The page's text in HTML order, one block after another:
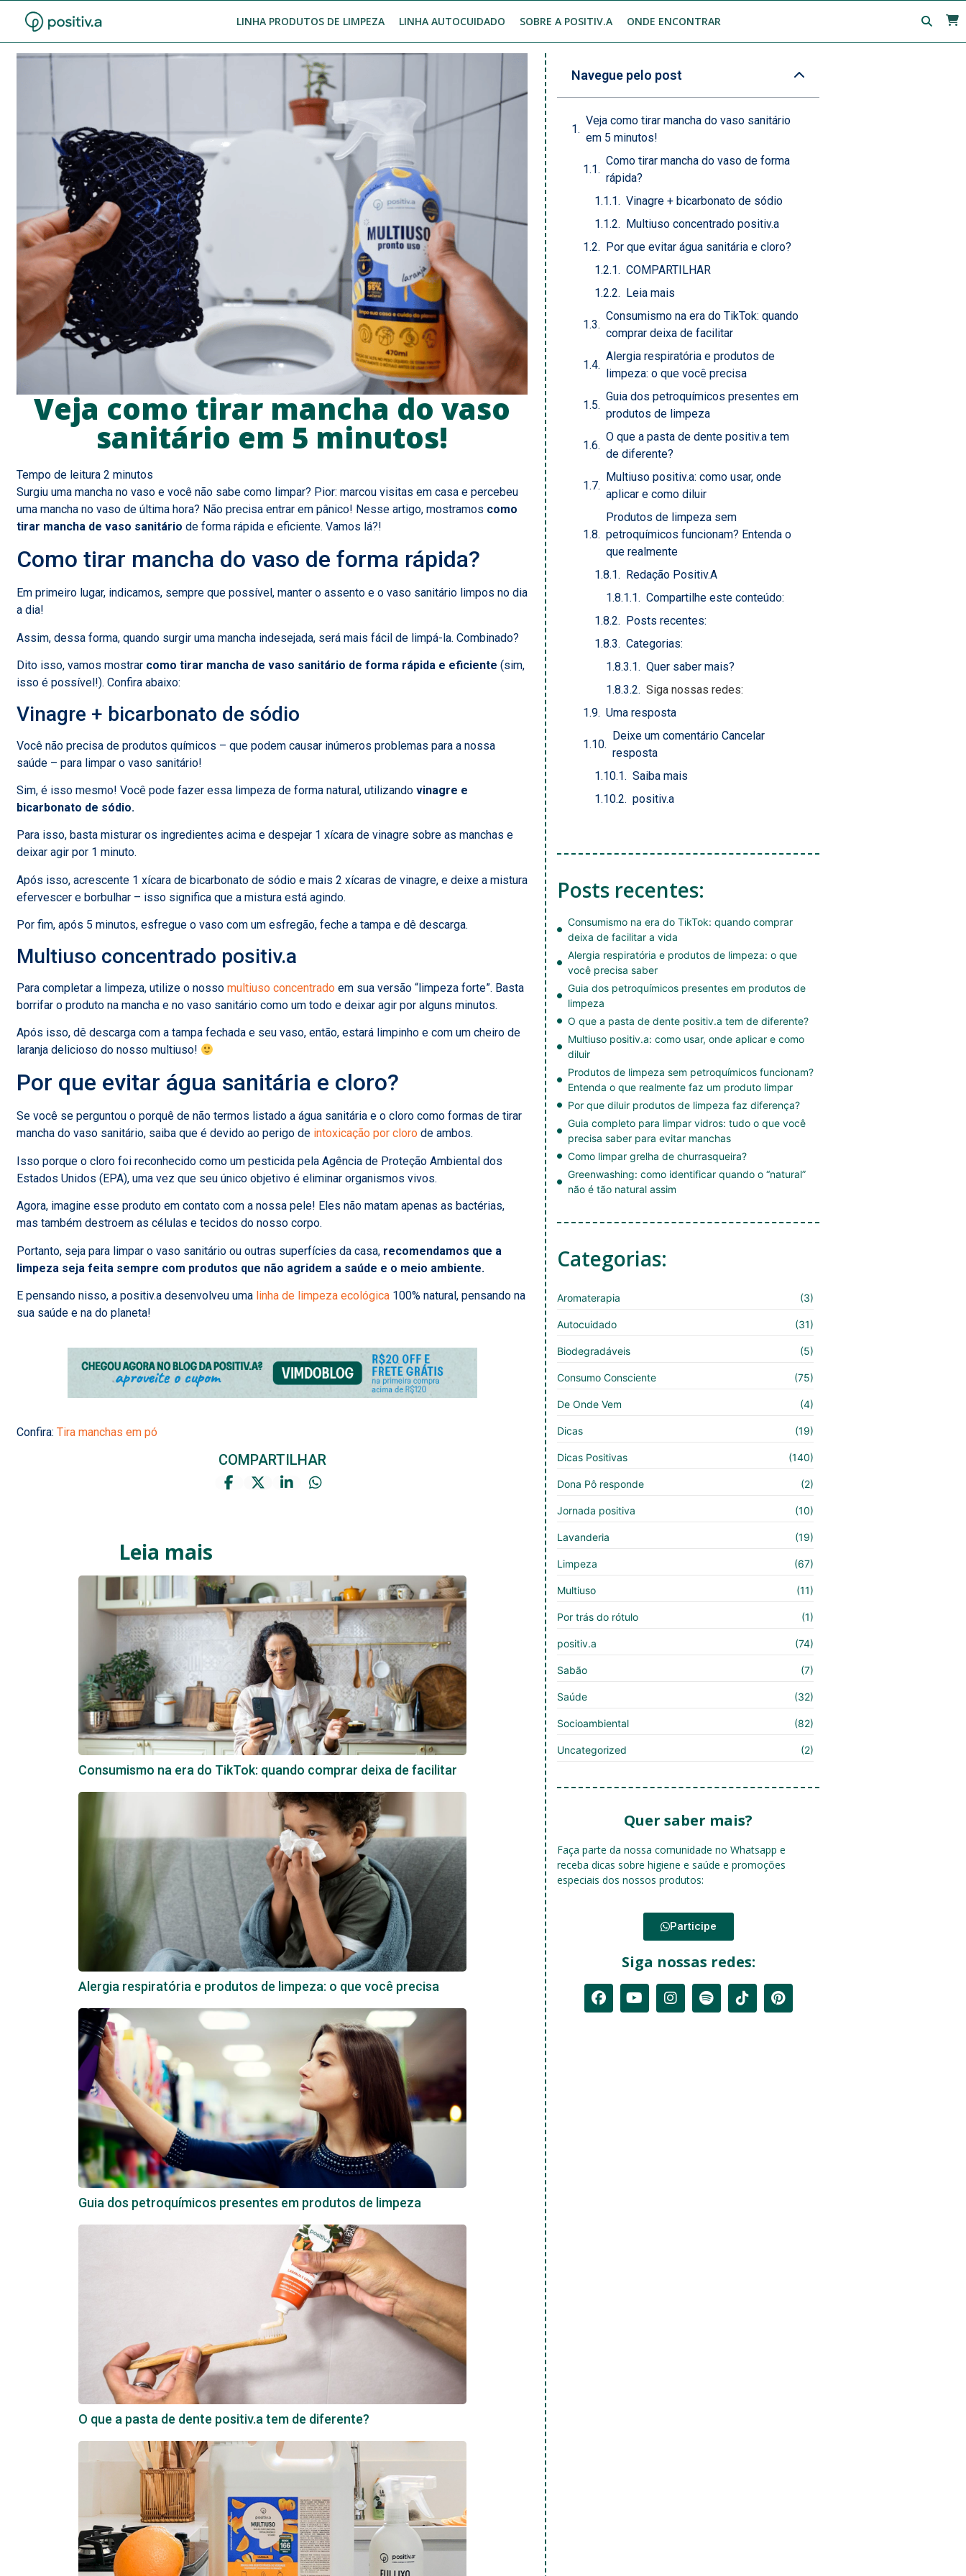
LINHA PRODUTOS DE LIMPEZA LINHA AUTOCUIDADO SOBRE A POSITIV.A ONDE ENCONTRAR
Veja como tirar mancha do vaso
sanitário em 5 minutos!
Surgiu uma mancha no vaso e você não sabe como limpar? Pior: marcou visitas em casa e percebeu
uma mancha no vaso de última hora? Não precisa entrar em pânico! Nesse artigo, mostramos como
tirar mancha de vaso sanitário de forma rápida e eficiente. Vamos lá?!
Como tirar mancha do vaso de forma rápida?
Em primeiro lugar, indicamos, sempre que possível, manter o assento e o vaso sanitário limpos no dia
a dia!
Assim, dessa forma, quando surgir uma mancha indesejada, será mais fácil de limpá-la. Combinado?
Dito isso, vamos mostrarcomo tirar mancha de vaso sanitário de forma rápida e eficiente (sim,
isso é possível!). Confira abaixo:
Vinagre + bicarbonato de sódio
Você não precisa de produtos químicos – que podem causar inúmeros problemas para a nossa
saúde – para limpar o vaso sanitário!
Sim, é isso mesmo! Você pode fazer essa limpeza de forma natural, utilizando vinagre e
bicarbonato de sódio.
Para isso, basta misturar os ingredientes acima e despejar 1 xícara de vinagre sobre as manchas e
deixar agir por 1 minuto.
Após isso, acrescente 1 xícara de bicarbonato de sódio e mais 2 xícaras de vinagre, e deixe a mistura
efervescer e borbulhar – isso significa que a mistura está agindo.
Por fim, após 5 minutos, esfregue o vaso com um esfregão, feche a tampa e dê descarga.
Multiuso concentrado positiv.a
Para completar a limpeza, utilize o nosso multiuso concentradoem sua versão “limpeza forte”. Basta
borrifar o produto na mancha e no vaso sanitário como um todo e deixar agir por alguns minutos.
Após isso, dê descarga com a tampa fechada e seu vaso, então, estará limpinho e com um cheiro de
laranja delicioso do nosso multiuso!
Por que evitar água sanitária e cloro?
Se você se perguntou o porquê de não termos listado a água sanitária e o cloro como formas de tirar
mancha do vaso sanitário, saiba que é devido ao perigo de intoxicação por clorode ambos.
Isso porque o cloro foi reconhecido como um pesticida pela Agência de Proteção Ambiental dos
Estados Unidos (EPA), uma vez que seu único objetivo é eliminar organismos vivos.
Agora, imagine esse produto em contato com a nossa pele! Eles não matam apenas as bactérias,
mas também destroem as células e tecidos do nosso corpo.
Portanto, seja para limpar o vaso sanitário ou outras superfícies da casa, recomendamos que a
limpeza seja feita sempre com produtos que não agridem a saúde e o meio ambiente.
E pensando nisso, a positiv.a desenvolveu uma linha de limpeza ecológica100% natural, pensando na
sua saúde e na do planeta!
Confira: Tira manchas em pó
COMPARTILHAR
Leia mais
Consumismo na era do TikTok: quando comprar deixa de facilitar
Alergia respiratória e produtos de limpeza: o que você precisa
Guia dos petroquímicos presentes em produtos de limpeza
O que a pasta de dente positiv.a tem de diferente?
Navegue pelo post
Veja como tirar mancha do vaso sanitário
em 5 minutos!
Como tirar mancha do vaso de forma
rápida?
Vinagre + bicarbonato de sódio
Multiuso concentrado positiv.a
Por que evitar água sanitária e cloro?
COMPARTILHAR
Leia mais
Consumismo na era do TikTok: quando
comprar deixa de facilitar
Alergia respiratória e produtos de
limpeza: o que você precisa
Guia dos petroquímicos presentes em
produtos de limpeza
O que a pasta de dente positiv.a tem
de diferente?
Multiuso positiv.a: como usar, onde
aplicar e como diluir
Produtos de limpeza sem
petroquímicos funcionam? Entenda o
que realmente
Redação Positiv.A
Compartilhe este conteúdo:
Posts recentes:
Categorias:
Quer saber mais?
Siga nossas redes:
Uma resposta
Deixe um comentário Cancelar
resposta
Saiba mais
positiv.a
Posts recentes:
Consumismo na era do TikTok: quando comprar
deixa de facilitar a vida
Alergia respiratória e produtos de limpeza: o que
você precisa saber
Guia dos petroquímicos presentes em produtos de
limpeza
O que a pasta de dente positiv.a tem de diferente?
Multiuso positiv.a: como usar, onde aplicar e como
diluir
Produtos de limpeza sem petroquímicos funcionam?
Entenda o que realmente faz um produto limpar
Por que diluir produtos de limpeza faz diferença?
Guia completo para limpar vidros: tudo o que você
precisa saber para evitar manchas
Como limpar grelha de churrasqueira?
Greenwashing: como identificar quando o “natural”
não é tão natural assim
Categorias:
Aromaterapia (3)
Autocuidado (31)
Biodegradáveis (5)
Consumo Consciente (75)
De Onde Vem (4)
Dicas (19)
Dicas Positivas (140)
Dona Pô responde (2)
Jornada positiva (10)
Lavanderia (19)
Limpeza (67)
Multiuso (11)
Por trás do rótulo (1)
positiv.a (74)
Sabão (7)
Saúde (32)
Socioambiental (82)
Uncategorized (2)
Quer saber mais?
Faça parte da nossa comunidade no Whatsapp e
receba dicas sobre higiene e saúde e promoções
especiais dos nossos produtos:
Participe
Siga nossas redes: